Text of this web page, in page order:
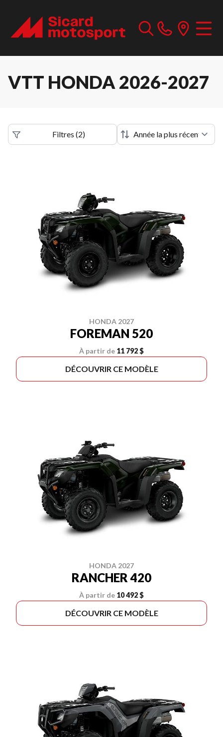
VTT HONDA 2026-2027
Filtres (2)
HONDA 2027
FOREMAN 520
À partir de 11 792 $
DÉCOUVRIR CE MODÈLE
HONDA 2027
RANCHER 420
À partir de 10 492 $
DÉCOUVRIR CE MODÈLE